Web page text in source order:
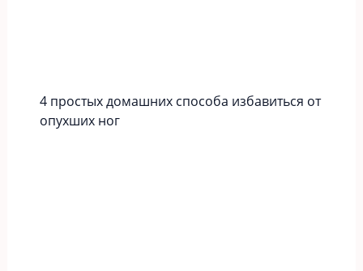
4 простых домашних способа избавиться от
опухших ног